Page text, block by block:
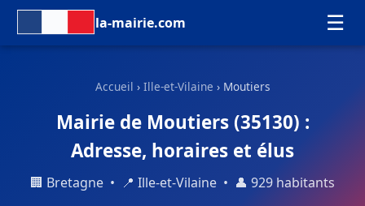
la-mairie.com ☰
Accueil › Ille-et-Vilaine › Moutiers
Mairie de Moutiers (35130) :
Adresse, horaires et élus
🏢 Bretagne • 📍 Ille-et-Vilaine • 👤 929 habitants